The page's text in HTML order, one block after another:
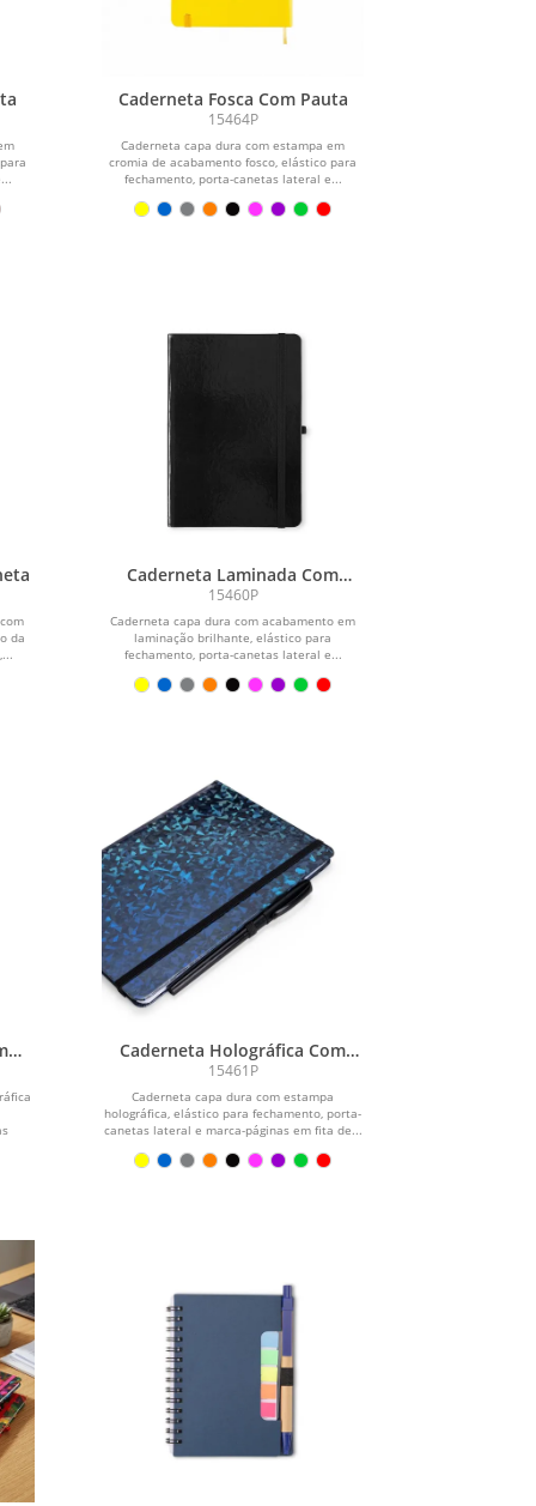
Caderneta Fosca Com Pauta
15464P
Caderneta capa dura com estampa em
cromia de acabamento fosco, elástico para
fechamento, porta-canetas lateral e...
da
Caderneta Laminada Com
Pauta
15460P
Caderneta capa dura com acabamento em
laminação brilhante, elástico para
fechamento, porta-canetas lateral e...
Caderneta Holográfica Com
Pauta
15461P
Caderneta capa dura com estampa
holográfica, elástico para fechamento, porta-
canetas lateral e marca-páginas em fita de...